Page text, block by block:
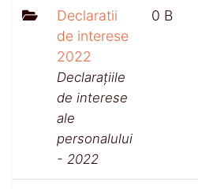
Declaratii
de interese
2022
Declarațiile
de interese
ale
personalului
- 2022
0 B